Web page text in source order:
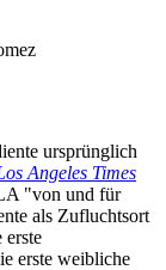
ursprünglich
Angeles Times
"von und für
als Zufluchtsort
erste weibliche